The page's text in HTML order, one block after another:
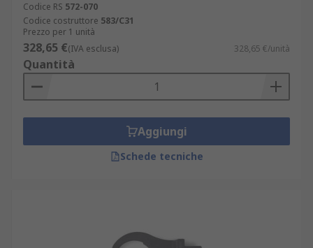
Codice RS 572-070
Codice costruttore 583/C31
Prezzo per 1 unità
328,65 €(IVA esclusa) 328,65 €/unità
Quantità
Aggiungi
Schede tecniche